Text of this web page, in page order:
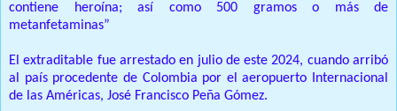
contiene heroína; así como 500 gramos o más de
metanfetaminas”
El extraditable fue arrestado en julio de este 2024, cuando arribó
al país procedente de Colombia por el aeropuerto Internacional
de las Américas, José Francisco Peña Gómez.